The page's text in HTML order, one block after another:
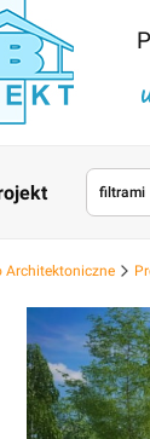
filtrami
Architektoniczne